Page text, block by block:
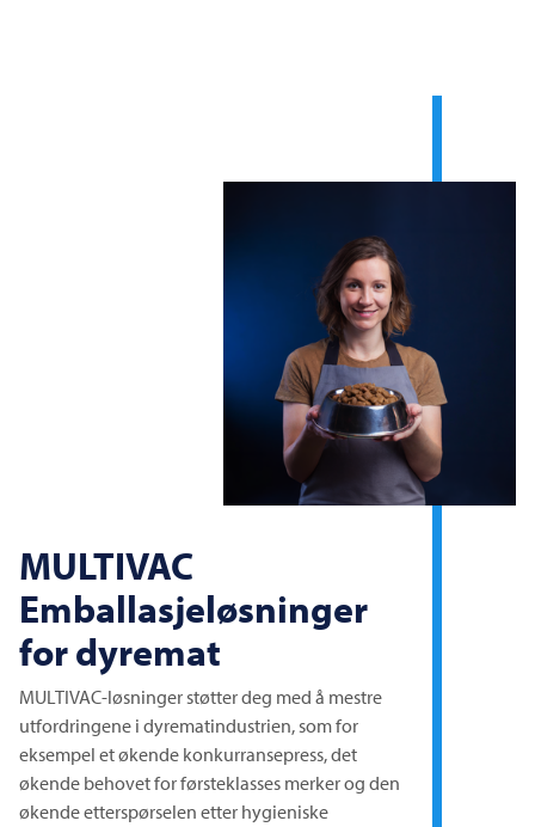
MULTIVAC
Emballasjeløsninger
for dyremat
MULTIVAC-løsninger støtter deg med å mestre
utfordringene i dyrematindustrien, som for
eksempel et økende konkurransepress, det
økende behovet for førsteklasses merker og den
økende etterspørselen etter hygieniske